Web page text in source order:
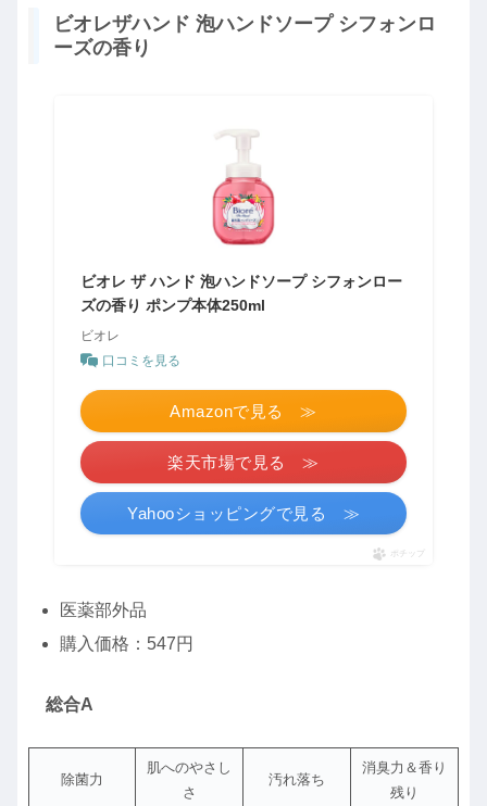
ビオレザハンド 泡ハンドソープ シフォンロ
ーズの香り
ビオレ ザ ハンド 泡ハンドソープ シフォンロー
ズの香り ポンプ本体250ml
ビオレ
口コミを見る
Amazonで見る ≫
楽天市場で見る ≫
Yahooショッピングで見る ≫
ポチップ
医薬部外品
購入価格：547円
総合A
除菌力
肌へのやさし
さ
汚れ落ち
消臭力＆香り
残り